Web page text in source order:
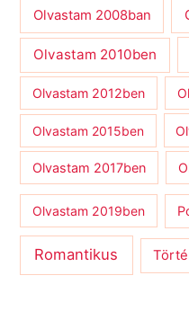
Olvastam 2008ban
Olvastam 2010ben
Olvastam 2012ben
Olvastam 2015ben
Olvastam 2017ben
Olvastam 2019ben
Romantikus